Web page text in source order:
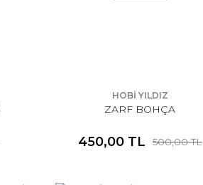
HOBİ YILDIZ
ZARF BOHÇA
450,00 TL 500,00 TL